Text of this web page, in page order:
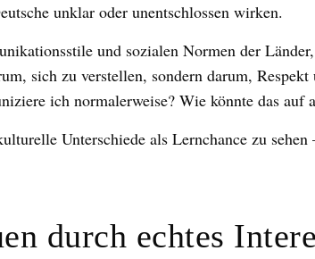
unklar oder unentschlossen wirken.
und sozialen Normen der
sich zu verstellen, sondern darum, Respekt
ich normalerweise? Wie könnte das auf
Unterschiede als Lernchance zu sehen
durch echtes